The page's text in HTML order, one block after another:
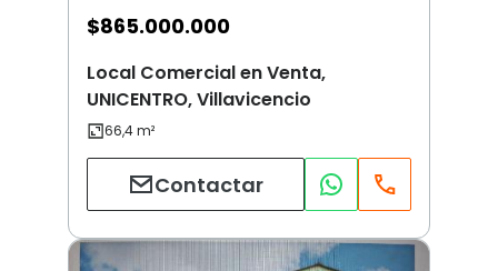
$865.000.000
Local Comercial en Venta,
UNICENTRO, Villavicencio
Contactar